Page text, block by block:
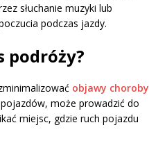
słuchanie muzyki lub
podczas jazdy.
podróży?
objawy choroby
może prowadzić do
miejsc, gdzie ruch pojazdu